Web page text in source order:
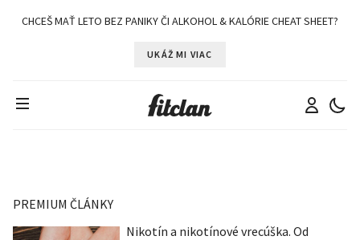
CHCEŠ MAŤ LETO BEZ PANIKY ČI ALKOHOL & KALÓRIE CHEAT SHEET?
UKÁŽ MI VIAC
PREMIUM ČLÁNKY
Nikotín a nikotínové vrecúška. Od